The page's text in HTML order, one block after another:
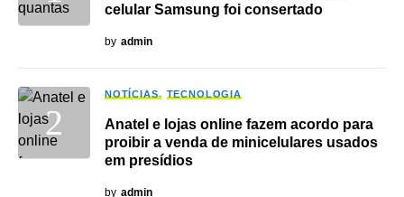
celular Samsung foi consertado
by admin
NOTÍCIAS TECNOLOGIA
Anatel e lojas online fazem acordo para
proibir a venda de minicelulares usados
em presídios
by admin